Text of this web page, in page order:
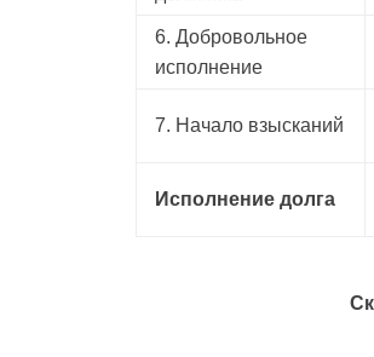
6. Добровольное
исполнение
7. Начало взысканий
Исполнение долга